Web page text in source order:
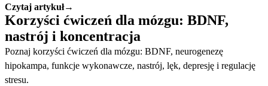
Czytaj artykuł→
Korzyści ćwiczeń dla mózgu: BDNF,
nastrój i koncentracja
Poznaj korzyści ćwiczeń dla mózgu: BDNF, neurogenezę
hipokampa, funkcje wykonawcze, nastrój, lęk, depresję i regulację
stresu.